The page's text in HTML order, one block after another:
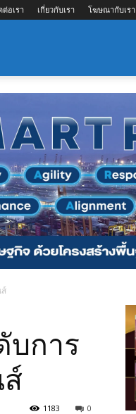
ต่อเรา เกี่ยวกับเรา โฆษณากับเรา
บการ
0
1183